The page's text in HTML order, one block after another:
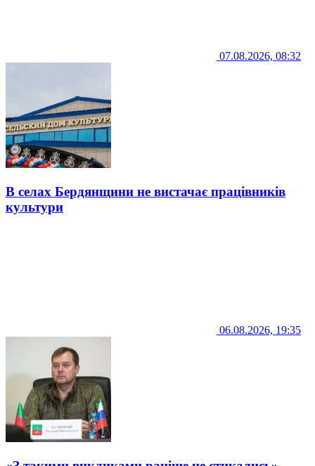
07.08.2026, 08:32
В селах Бердянщини не вистачає працівників
культури
06.08.2026, 19:35